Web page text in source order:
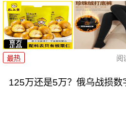
最热 阅
125万还是5万？俄乌战损数